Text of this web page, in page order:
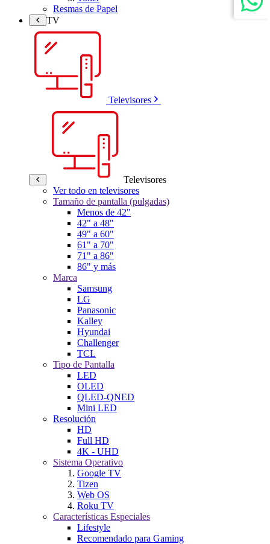
Resmas de Papel
TV
Televisores
Televisores
Ver todo en televisores
Tamaño de pantalla (pulgadas)
Menos de 42"
42" a 48"
49" a 60"
61" a 70"
71" a 86"
86" y más
Marca
Samsung
LG
Panasonic
Kalley
Hyundai
Challenger
TCL
Tipo de Pantalla
LED
OLED
QLED-QNED
Mini LED
Resolución
HD
Full HD
4K - UHD
Sistema Operativo
Google TV
Tizen
Web OS
Roku TV
Características Especiales
Lifestyle
Recomendado para Gaming